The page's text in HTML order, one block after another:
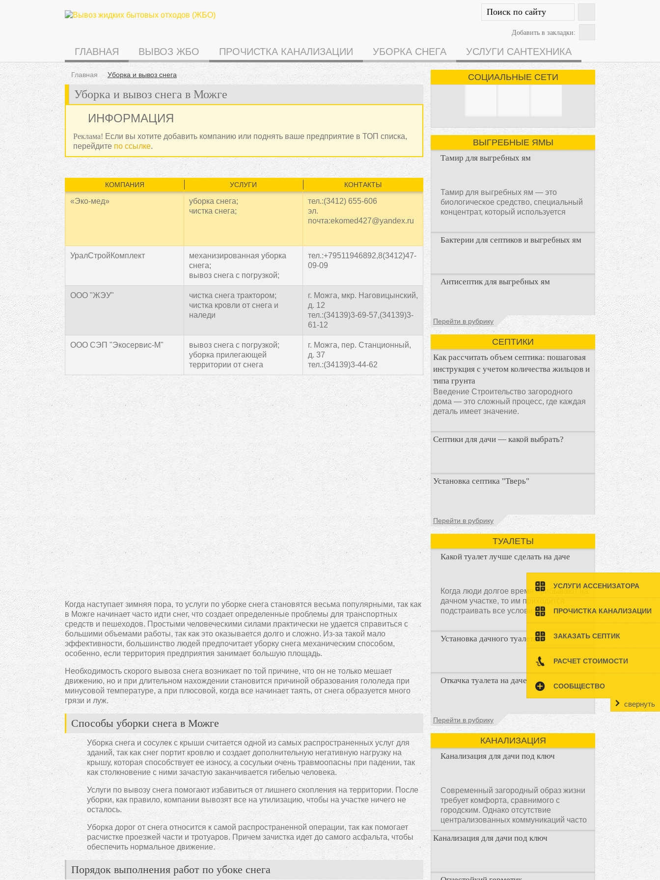
УСЛУГИ АССЕНИЗАТОРА
ПРОЧИСТКА КАНАЛИЗАЦИИ
ЗАКАЗАТЬ СЕПТИК
РАСЧЕТ СТОИМОСТИ
СООБЩЕСТВО
свернуть
Добавить в закладки:
ГЛАВНАЯ ВЫВОЗ ЖБО ПРОЧИСТКА КАНАЛИЗАЦИИ УБОРКА СНЕГА УСЛУГИ САНТЕХНИКА
Главная Уборка и вывоз снега
Уборка и вывоз снега в Можге
ИНФОРМАЦИЯ
Реклама! Если вы хотите добавить компанию или поднять ваше предприятие в ТОП списка,
перейдите по ссылке.
КОМПАНИЯ УСЛУГИ КОНТАКТЫ
«Эко-мед»
уборка снега;
чистка снега;
тел.:(3412) 655-606
эл.
почта:ekomed427@yandex.ru
УралСтройКомплект
механизированная уборка
снега;
вывоз снега с погрузкой;
тел.:+79511946892,8(3412)47-
09-09
ООО "ЖЭУ"
чистка снега трактором;
чистка кровли от снега и
наледи
г. Можга, мкр. Наговицынский,
д. 12
тел.:(34139)3-69-57,(34139)3-
61-12
ООО СЭП "Экосервис-М"
вывоз снега с погрузкой;
уборка прилегающей
территории от снега
г. Можга, пер. Станционный,
д. 37
тел.:(34139)3-44-62
Когда наступает зимняя пора, то услуги по уборке снега становятся весьма популярными, так как
в Можге начинает часто идти снег, что создает определенные проблемы для транспортных
средств и пешеходов. Простыми человеческими силами практически не удается справиться с
большими объемами работы, так как это оказывается долго и сложно. Из-за такой мало
эффективности, большинство людей предпочитает уборку снега механическим способом,
особенно, если территория предприятия занимает большую площадь.
Необходимость скорого вывоза снега возникает по той причине, что он не только мешает
движению, но и при длительном нахождении становится причиной образования гололеда при
минусовой температуре, а при плюсовой, когда все начинает таять, от снега образуется много
грязи и луж.
Способы уборки снега в Можге
Уборка снега и сосулек с крыши считается одной из самых распространенных услуг для
зданий, так как снег портит кровлю и создает дополнительную негативную нагрузку на
крышу, которая способствует ее износу, а сосульки очень травмоопасны при падении, так
как столкновение с ними зачастую заканчивается гибелью человека.
Услуги по вывозу снега помогают избавиться от лишнего скопления на территории. После
уборки, как правило, компании вывозят все на утилизацию, чтобы на участке ничего не
осталось.
Уборка дорог от снега относится к самой распространенной операции, так как помогает
расчистке проезжей части и тротуаров. Причем зачистка идет до самого асфальта, чтобы
обеспечить нормальное движение.
Порядок выполнения работ по убоке снега
СОЦИАЛЬНЫЕ СЕТИ
ВЫГРЕБНЫЕ ЯМЫ
Тамир для выгребных ям
Тамир для выгребных ям — это
биологическое средство, специальный
концентрат, который используется
Бактерии для септиков и выгребных ям
Очистка канализационного стока или
выгребной ямой всегда являлась не
Антисептик для выгребных ям
Общие сведения об антисептиках
Антисептик для выгребных ям – это
специальные препараты, которые
Перейти в рубрику
СЕПТИКИ
Как рассчитать объем септика: пошаговая
инструкция с учетом количества жильцов и
типа грунта
Введение Строительство загородного
дома — это сложный процесс, где каждая
деталь имеет значение.
Септики для дачи — какой выбрать?
При строительстве дачи одной из
первоочередных задач становится
Установка септика "Тверь"
Установка септика Тверь - важнейший
аспект утилизации сточных вод в частных
домах и на загородных
Перейти в рубрику
ТУАЛЕТЫ
Какой туалет лучше сделать на даче
Когда люди долгое время прибывают на
дачном участке, то им приходится
подстраивать все условия
Установка дачного туалета
Наличие туалета на даче не является
необходимостью для каждого дачника.
Но многие люди думают, что
Откачка туалета на даче
Туалет на даче – это первая постройка,
которая изначально строится на дачном
участке. Она может
Перейти в рубрику
КАНАЛИЗАЦИЯ
Канализация для дачи под ключ
Современный загородный образ жизни
требует комфорта, сравнимого с
городским. Однако отсутствие
централизованных коммуникаций часто
становится главным препятствием.
Многие владельцы ошибочно полагают,
Канализация для дачи под ключ